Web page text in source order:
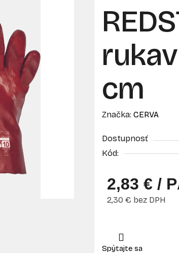
cm
Značka: CERVA
Dostupnosť
Kód:
2,83 € /
2,30 € bez DPH